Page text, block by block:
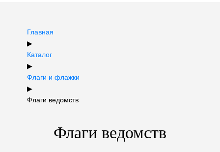
Главная
▶
Каталог
▶
Флаги и флажки
▶
Флаги ведомств
Флаги ведомств